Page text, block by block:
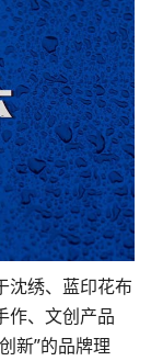
沈绣、蓝印花布
作、文创产品
新”的品牌理